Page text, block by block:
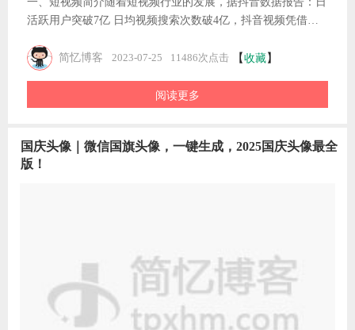
有时觉得某个视频很好看，这时想要下载下来怎么办？可以使
用下面的抖音视频去水印小程序《智力去水印》，抖音、快
手、小红书视频图片去水印，无损坏去除视频或者图片水印，
并提取背景音乐，适合新手小白、自媒体剪辑使用。只需在抖
阅读更多